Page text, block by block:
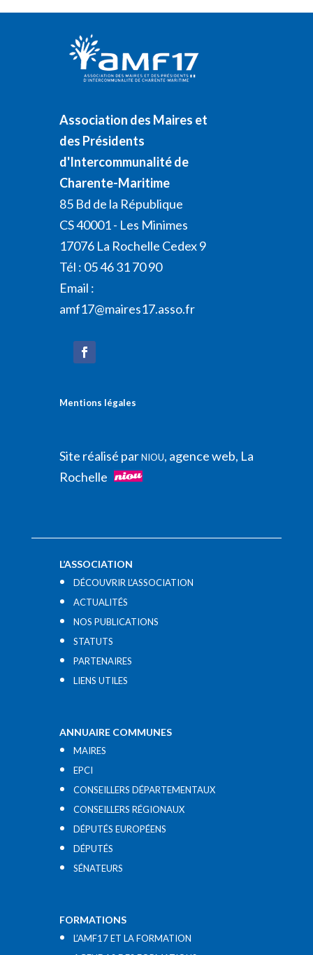
Association des Maires et
des Présidents
d'Intercommunalité de
Charente-Maritime
85 Bd de la République
CS 40001 - Les Minimes
17076 La Rochelle Cedex 9
Tél : 05 46 31 70 90
Email :
amf17@maires17.asso.fr
Mentions légales
Site réalisé parNIOU, agence web, La
Rochelle
L’ASSOCIATION
DÉCOUVRIR L’ASSOCIATION
ACTUALITÉS
NOS PUBLICATIONS
STATUTS
PARTENAIRES
LIENS UTILES​
ANNUAIRE COMMUNES
MAIRES
EPCI
CONSEILLERS DÉPARTEMENTAUX
CONSEILLERS RÉGIONAUX
DÉPUTÉS EUROPÉENS
DÉPUTÉS
SÉNATEURS
FORMATIONS
L’AMF17 ET LA FORMATION